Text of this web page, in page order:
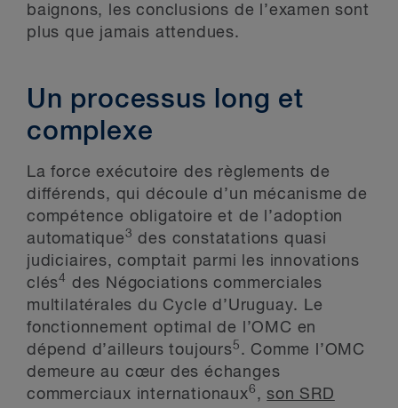
baignons, les conclusions de l’examen sont
plus que jamais attendues.
Un processus long et
complexe
La force exécutoire des règlements de
différends, qui découle d’un mécanisme de
compétence obligatoire et de l’adoption
automatique3 des constatations quasi
judiciaires, comptait parmi les innovations
clés4
des Négociations commerciales
multilatérales du Cycle d’Uruguay. Le
fonctionnement optimal de l’OMC en
dépend d’ailleurs toujours5 . Comme l’OMC
demeure au cœur des échanges
commerciaux internationaux6 ,son SRD